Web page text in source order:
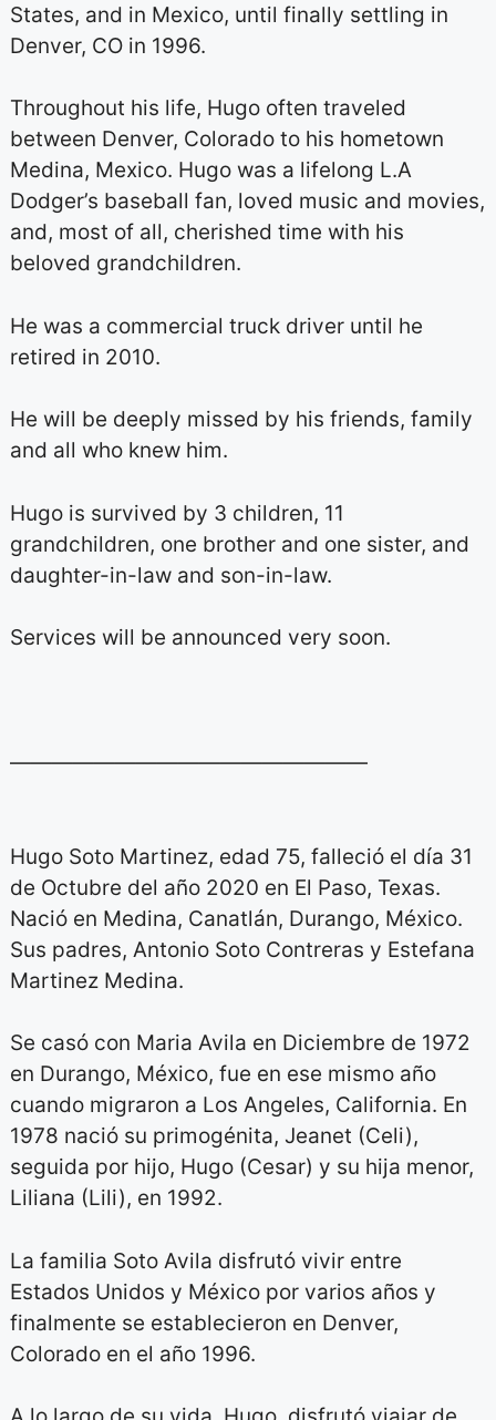
States, and in Mexico, until finally settling in
Denver, CO in 1996.
Throughout his life, Hugo often traveled
between Denver, Colorado to his hometown
Medina, Mexico. Hugo was a lifelong L.A
Dodger’s baseball fan, loved music and movies,
and, most of all, cherished time with his
beloved grandchildren.
He was a commercial truck driver until he
retired in 2010.
He will be deeply missed by his friends, family
and all who knew him.
Hugo is survived by 3 children, 11
grandchildren, one brother and one sister, and
daughter-in-law and son-in-law.
Services will be announced very soon.
—————————————————
Hugo Soto Martinez, edad 75, falleció el día 31
de Octubre del año 2020 en El Paso, Texas.
Nació en Medina, Canatlán, Durango, México.
Sus padres, Antonio Soto Contreras y Estefana
Martinez Medina.
Se casó con Maria Avila en Diciembre de 1972
en Durango, México, fue en ese mismo año
cuando migraron a Los Angeles, California. En
1978 nació su primogénita, Jeanet (Celi),
seguida por hijo, Hugo (Cesar) y su hija menor,
Liliana (Lili), en 1992.
La familia Soto Avila disfrutó vivir entre
Estados Unidos y México por varios años y
finalmente se establecieron en Denver,
Colorado en el año 1996.